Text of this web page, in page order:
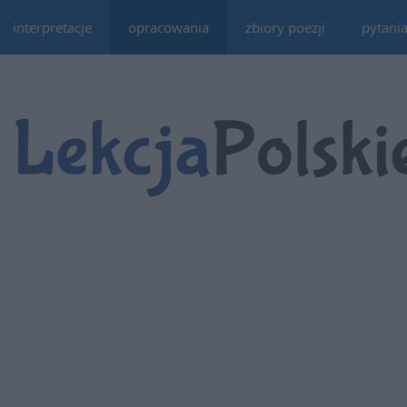
interpretacje opracowania zbiory poezji